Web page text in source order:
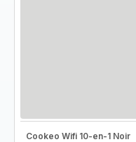
Cookeo Wifi 10-en-1 Noir